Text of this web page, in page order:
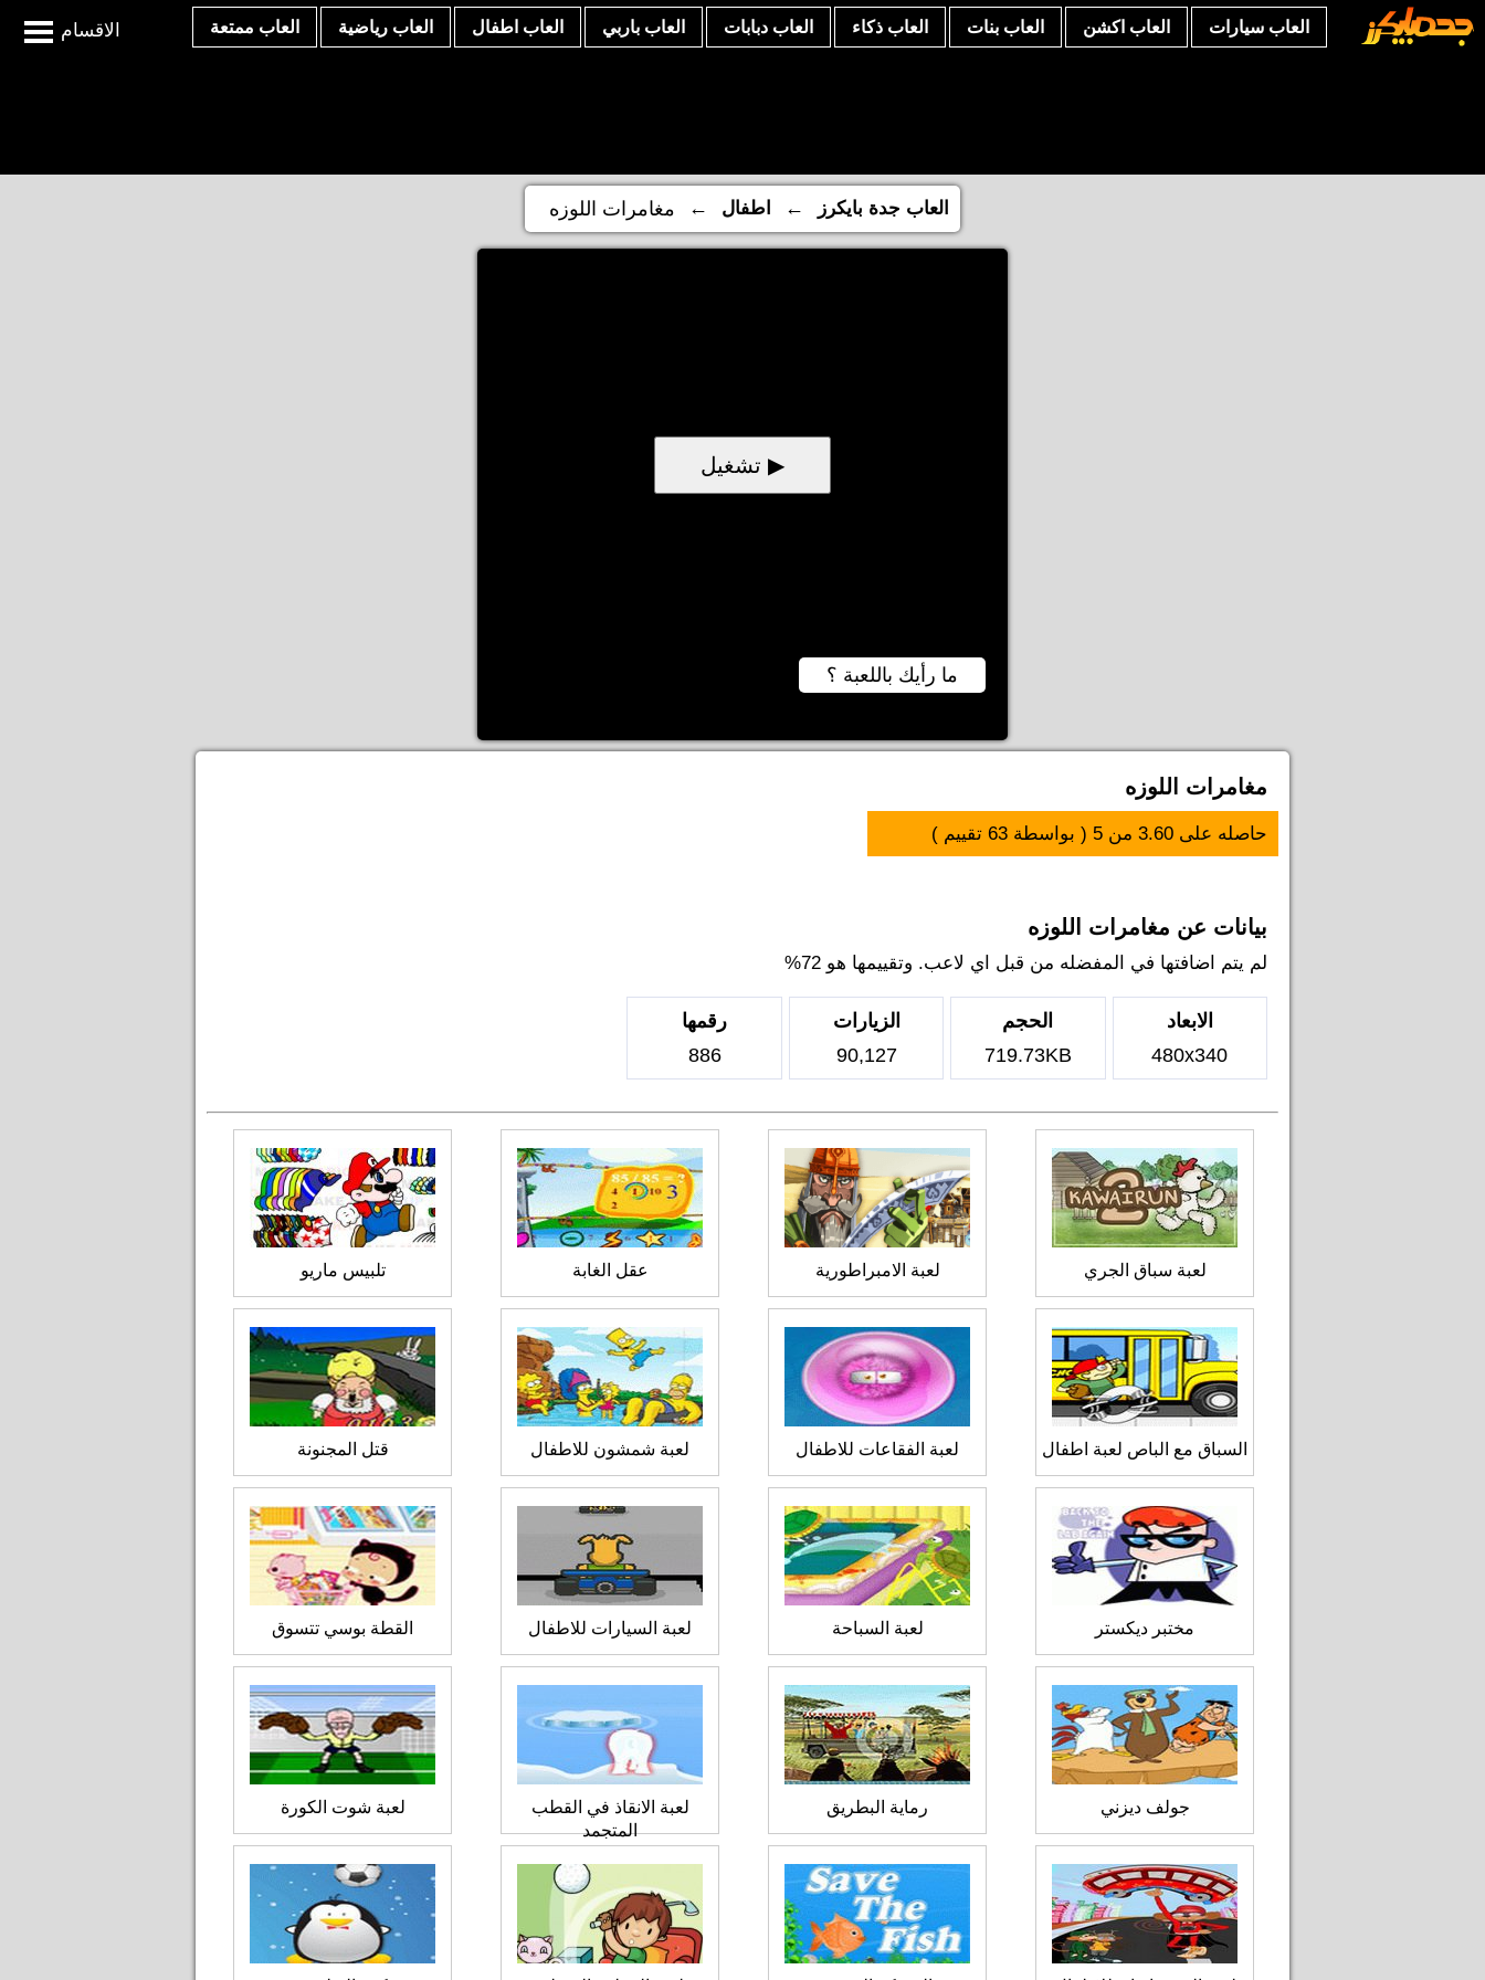
الاقسام العاب سيارات العاب اكشن العاب بنات العاب ذكاء العاب دبابات العاب باربي العاب اطفال العاب رياضية العاب ممتعة
العاب جدة بايكرز ← اطفال ← مغامرات اللوزه
▶ تشغيل
ما رأيك باللعبة ؟
مغامرات اللوزه
حاصله على 3.60 من 5 ( بواسطة 63 تقييم )
بيانات عن مغامرات اللوزه
لم يتم اضافتها في المفضله من قبل اي لاعب. وتقييمها هو 72%
الابعاد
480x340
الحجم
719.73KB
الزيارات
90,127
رقمها
886
لعبة سباق الجري لعبة الامبراطورية عقل الغابة تلبيس ماريو
السباق مع الباص لعبة اطفال لعبة الفقاعات للاطفال لعبة شمشون للاطفال قتل المجنونة
مختبر ديكستر لعبة السباحة لعبة السيارات للاطفال القطة بوسي تتسوق
جولف ديزني رماية البطريق
لعبة الانقاذ في القطب
المتجمد
لعبة شوت الكورة